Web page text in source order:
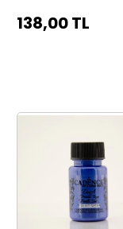
138,00 TL